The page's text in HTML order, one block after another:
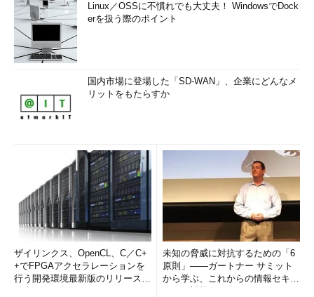
Linux／OSSに不慣れでも大丈夫！ WindowsでDock
erを扱う際のポイント
国内市場に登場した「SD-WAN」、企業にどんなメ
リットをもたらすか
ザイリンクス、OpenCL、C／C+
+でFPGAアクセラレーションを
行う開発環境最新版のリリースを
未知の脅威に対抗するための「6
原則」――ガートナー サミット
から学ぶ、これからの情報セキュ